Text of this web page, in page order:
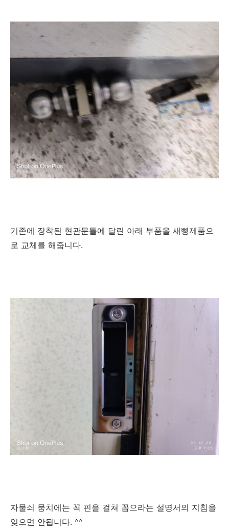
기존에 장착된 현관문틀에 달린 아래 부품을 새삥제품으
로 교체를 해줍니다.
자물쇠 뭉치에는 꼭 핀을 걸쳐 꼽으라는 설명서의 지침을
잊으면 안됩니다. ^^